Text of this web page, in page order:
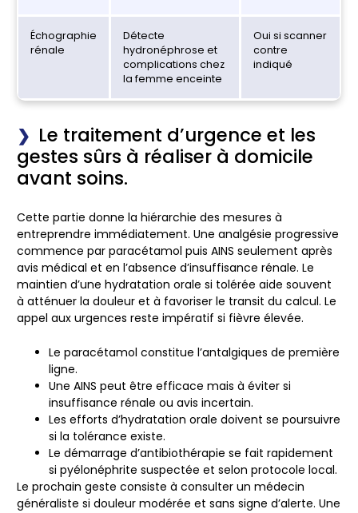
Échographie
rénale
Détecte
hydronéphrose et
complications chez
la femme enceinte
Oui si scanner
contre
indiqué
Le traitement d’urgence et les
gestes sûrs à réaliser à domicile
avant soins.
Cette partie donne la hiérarchie des mesures à
entreprendre immédiatement. Une analgésie progressive
commence par paracétamol puis AINS seulement après
avis médical et en l’absence d’insuffisance rénale. Le
maintien d’une hydratation orale si tolérée aide souvent
à atténuer la douleur et à favoriser le transit du calcul. Le
appel aux urgences reste impératif si fièvre élevée.
Le paracétamol constitue l’antalgiques de première
ligne.
Une AINS peut être efficace mais à éviter si
insuffisance rénale ou avis incertain.
Les efforts d’hydratation orale doivent se poursuivre
si la tolérance existe.
Le démarrage d’antibiothérapie se fait rapidement
si pyélonéphrite suspectée et selon protocole local.
Le prochain geste consiste à consulter un médecin
généraliste si douleur modérée et sans signe d’alerte. Une